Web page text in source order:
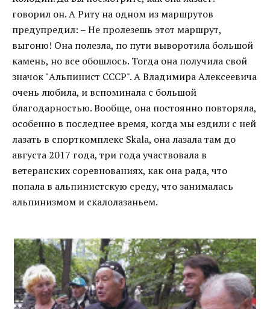
говорил он. А Риту на одном из маршрутов
предупредил: – Не пролезешь этот маршрут,
выгоню! Она полезла, по пути выворотила большой
камень, но все обошлось. Тогда она получила свой
значок "Альпинист СССР". А Владимира Алексеевича
очень любила, и вспоминала с большой
благодарностью. Вообще, она постоянно повторяла,
особенно в последнее время, когда мы ездили с ней
лазать в спорткомплекс Skala, она лазала там до
августа 2017 года, три года участвовала в
ветеранских соревнованиях, как она рада, что
попала в альпинистскую среду, что занималась
альпинизмом и скалолазаньем.